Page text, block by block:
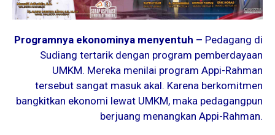
Programnya ekonominya menyentuh – Pedagang di
Sudiang tertarik dengan program pemberdayaan
UMKM. Mereka menilai program Appi-Rahman
tersebut sangat masuk akal. Karena berkomitmen
bangkitkan ekonomi lewat UMKM, maka pedagangpun
berjuang menangkan Appi-Rahman.